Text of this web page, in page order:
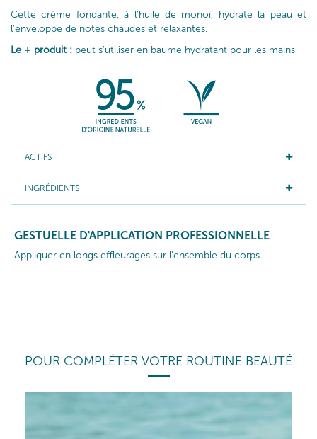
Cette crème fondante, à l’huile de monoï, hydrate la peau et
l’enveloppe de notes chaudes et relaxantes.
Le + produit : peut s'utiliser en baume hydratant pour les mains
ACTIFS
INGRÉDIENTS
GESTUELLE D'APPLICATION PROFESSIONNELLE
Appliquer en longs effleurages sur l’ensemble du corps.
POUR COMPLÉTER VOTRE ROUTINE BEAUTÉ